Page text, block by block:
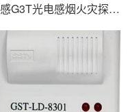
烟感G3T光电感烟火灾探测器烟雾感应报警器